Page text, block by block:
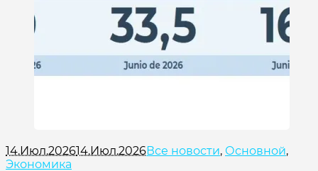
14.Июл.202614.Июл.2026Все новости, Основной,
Экономика